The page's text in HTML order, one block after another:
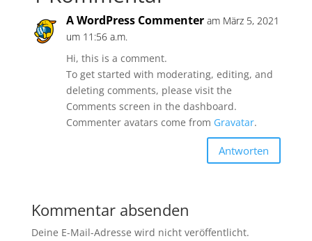
A WordPress Commenter am März 5, 2021
um 11:56 a.m.
Hi, this is a comment.
To get started with moderating, editing, and
deleting comments, please visit the
Comments screen in the dashboard.
Commenter avatars come from Gravatar.
Antworten
Kommentar absenden
Deine E-Mail-Adresse wird nicht veröffentlicht.